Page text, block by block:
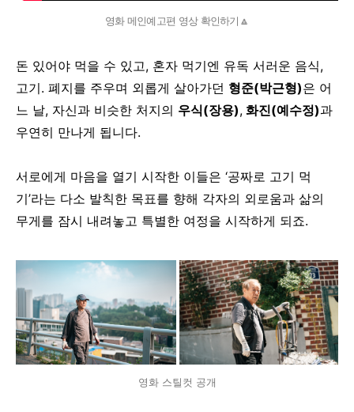
영화 메인예고편 영상 확인하기🔼
돈 있어야 먹을 수 있고, 혼자 먹기엔 유독 서러운 음식,
고기. 폐지를 주우며 외롭게 살아가던 형준(박근형)은 어
느 날, 자신과 비슷한 처지의 우식(장용), 화진(예수정)과
우연히 만나게 됩니다.
서로에게 마음을 열기 시작한 이들은 ‘공짜로 고기 먹
기’라는 다소 발칙한 목표를 향해 각자의 외로움과 삶의
무게를 잠시 내려놓고 특별한 여정을 시작하게 되죠.
영화 스틸컷 공개